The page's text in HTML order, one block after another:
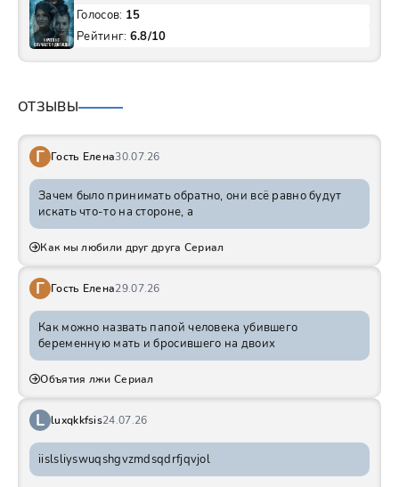
Голосов: 15
Рейтинг: 6.8/10
ОТЗЫВЫ
Г Гость Елена30.07.26
Зачем было принимать обратно, они всё равно будут
искать что-то на стороне, а
Как мы любили друг друга Сериал
Г Гость Елена29.07.26
Как можно назвать папой человека убившего
беременную мать и бросившего на двоих
Объятия лжи Сериал
L luxqkkfsis24.07.26
iislsliyswuqshgvzmdsqdrfjqvjol